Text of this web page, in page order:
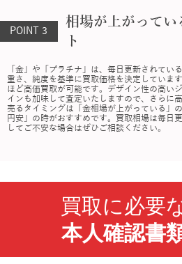
POINT 3
相場が上がってい
ト
「金」や「プラチナ」は、毎日更新されてい
重さ、純度を基準に買取価格を決定していま
ほど高価買取が可能です。デザイン性の高い
インも加味して査定いたしますので、さらに
売るタイミングは「金相場が上がっている」
円安」の時がおすすめです。買取相場は毎日
してご不安な場合はぜひご相談ください。
買取に必要
本人確認書